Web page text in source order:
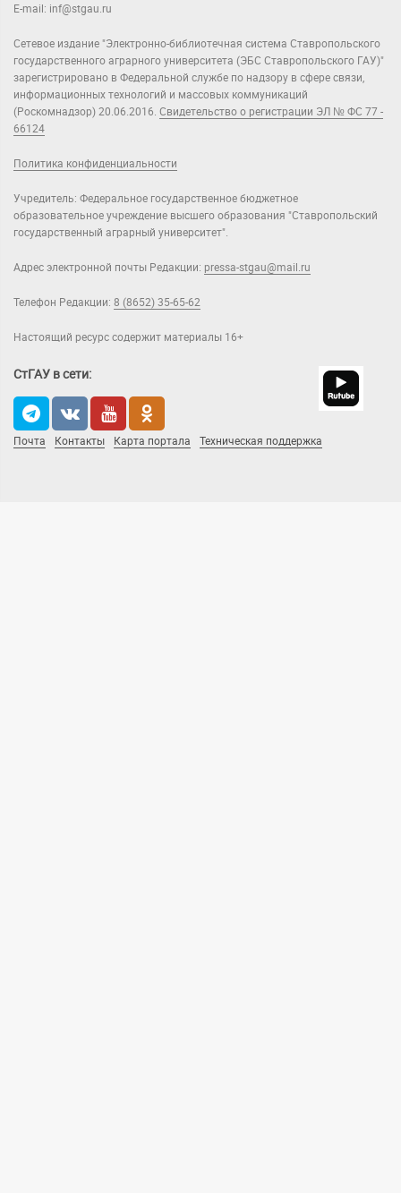
E-mail: inf@stgau.ru
Сетевое издание "Электронно-библиотечная система Ставропольского
государственного аграрного университета (ЭБС Ставропольского ГАУ)"
зарегистрировано в Федеральной службе по надзору в сфере связи,
информационных технологий и массовых коммуникаций
(Роскомнадзор) 20.06.2016. Свидетельство о регистрации ЭЛ № ФС 77 -
66124
Политика конфиденциальности
Учредитель: Федеральное государственное бюджетное
образовательное учреждение высшего образования "Ставропольский
государственный аграрный университет".
Адрес электронной почты Редакции: pressa-stgau@mail.ru
Телефон Редакции: 8 (8652) 35-65-62
Настоящий ресурс содержит материалы 16+
СтГАУ в сети:
Почта Контакты Карта портала Техническая поддержка